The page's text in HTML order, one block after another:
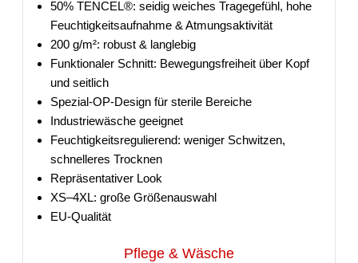
50% TENCEL®: seidig weiches Tragegefühl, hohe
Feuchtigkeitsaufnahme & Atmungsaktivität
200 g/m²: robust & langlebig
Funktionaler Schnitt: Bewegungsfreiheit über Kopf
und seitlich
Spezial-OP-Design für sterile Bereiche
Industriewäsche geeignet
Feuchtigkeitsregulierend: weniger Schwitzen,
schnelleres Trocknen
Repräsentativer Look
XS–4XL: große Größenauswahl
EU-Qualität
Pflege & Wäsche